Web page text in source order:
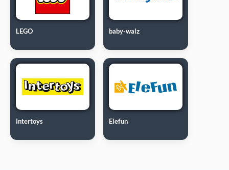
LEGO baby-walz
Intertoys Elefun